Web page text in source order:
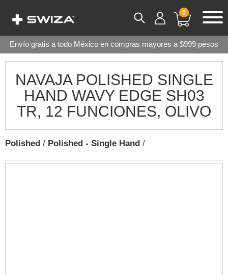
0
Envío gratis a todo México en compras mayores a $999 pesos
NAVAJA POLISHED SINGLE
HAND WAVY EDGE SH03
TR, 12 FUNCIONES, OLIVO
Polished / Polished - Single Hand /